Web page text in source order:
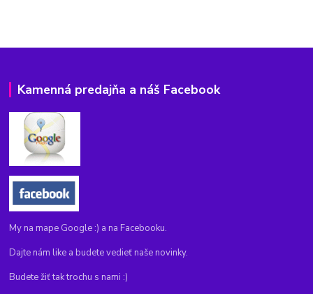
Kamenná predajňa a náš Facebook
My na mape Google :) a na Facebooku.
Dajte nám like a budete vedieť naše novinky.
Budete žiť tak trochu s nami :)